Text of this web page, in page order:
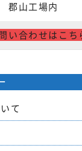
郡山工場内
い合わせはこち
て